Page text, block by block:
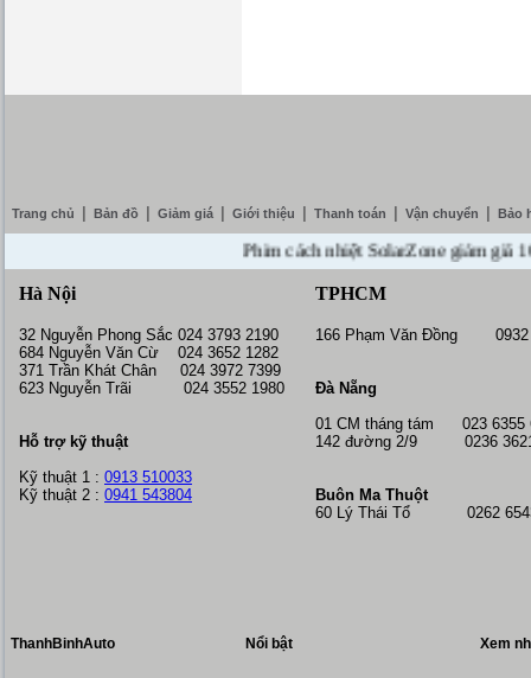
Trang chủ Bản đồ Giảm giá Giới thiệu Thanh toán Vận chuyển Bảo
Phim cách nhiệt SolarZone giảm giá
Hà Nội
32 Nguyễn Phong Sắc 024 3793 2190
684 Nguyễn Văn Cừ 024 3652 1282
371 Trần Khát Chân 024 3972 7399
623 Nguyễn Trãi 024 3552 1980
Hỗ trợ kỹ thuật
Kỹ thuật 1 : 0913 510033
Kỹ thuật 2 : 0941 543804
TPHCM
166 Phạm Văn Đồng 0932
Đà Nẵng
01 CM tháng tám 023 6355
142 đường 2/9 0236
Buôn Ma Thuột
60 Lý Thái Tổ 0262
ThanhBinhAuto Nổi bật Xem